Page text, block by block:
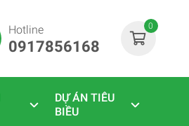
Hotline
0917856168
0
DỰ ÁN TIÊU
BIỀU